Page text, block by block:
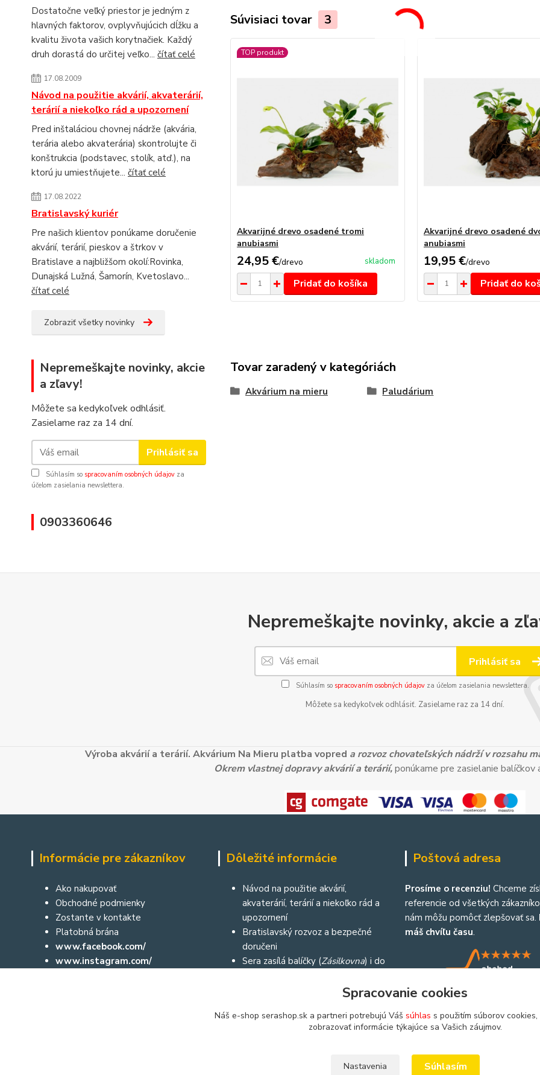
Dostatočne veľký priestor je jedným z
hlavných faktorov, ovplyvňujúcich dĺžku a
kvalitu života vašich korytnačiek. Každý
druh dorastá do určitej veľko... čítať celé
17.08.2009
Návod na použitie akvárií, akvaterárií,
terárií a niekoľko rád a upozornení
Pred inštaláciou chovnej nádrže (akvária,
terária alebo akvaterária) skontrolujte či
konštrukcia (podstavec, stolík, atď.), na
ktorú ju umiestňujete... čítať celé
17.08.2022
Bratislavský kuriér
Pre našich klientov ponúkame doručenie
akvárií, terárií, pieskov a štrkov v
Bratislave a najbližšom okolí:Rovinka,
Dunajská Lužná, Šamorín, Kvetoslavo...
čítať celé
Zobraziť všetky novinky
Nepremeškajte novinky, akcie
a zľavy!
Môžete sa kedykoľvek odhlásiť.
Zasielame raz za 14 dní.
Prihlásiť sa
Súhlasím so spracovaním osobných údajov za
účelom zasielania newslettera.
0903360646
Súvisiaci tovar 3
TOP produkt
Akvarijné drevo osadené tromi
anubiasmi
24,95 €/drevo skladom
Pridať do košíka
Akvarijné drevo osadené
anubiasmi
19,95 €/drevo
Pridať do
Tovar zaradený v kategóriách
Akvárium na mieru Paludárium
Nepremeškajte novinky, akcie a
Prihlásiť sa
Súhlasím so spracovaním osobných údajovza účelom zasielania newslettera.
Môžete sa kedykoľvek odhlásiť. Zasielame raz za 14 dní.
Výroba akvárií a terárií. Akvárium Na Mieru platba vopred a rozvoz chovateľských nádrží v rozsahu
Okrem vlastnej dopravy akvárií a terárií,ponúkame pre zasielanie balíčkov
Informácie pre zákazníkov
Ako nakupovať
Obchodné podmienky
Zostante v kontakte
Platobná brána
www.facebook.com/
www.instagram.com/
Dôležité informácie
Návod na použitie akvárií,
akvaterárií, terárií a niekoľko rád a
upozornení
Bratislavský rozvoz a bezpečné
doručeni
Sera zasílá balíčky (Zásilkovna) i do
Poštová adresa
Prosíme o recenziu! Chceme
referencie od všetkých
nám môžu pomôcť zlepšovať sa.
máš chvíľu času.
Spracovanie cookies
Náš e-shop serashop.sk a partneri potrebujú Váš súhlas s použitím súborov
zobrazovať informácie týkajúce sa Vašich záujmov.
Nastavenia Súhlasím